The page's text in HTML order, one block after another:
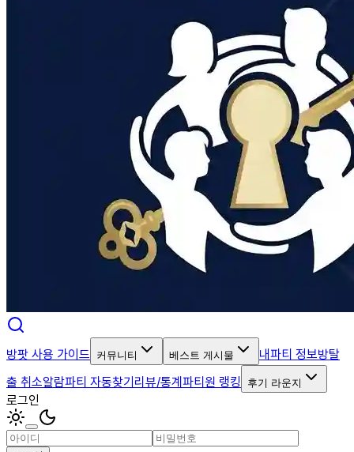
방팟 사용 가이드 커뮤니티 베스트 게시물 내파티 정보방탈
출 취소알람파티 자동찾기리뷰/통계파티원 랭킹 후기 라운지
로그인